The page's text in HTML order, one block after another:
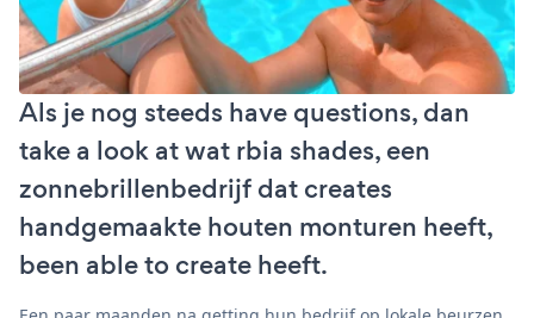
Als je nog steeds have questions, dan
take a look at wat rbia shades, een
zonnebrillenbedrijf dat creates
handgemaakte houten monturen heeft,
been able to create heeft.